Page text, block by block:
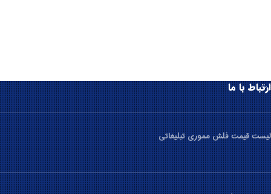
ارتباط با ما
لیست قیمت فلش مموری تبلیغاتی